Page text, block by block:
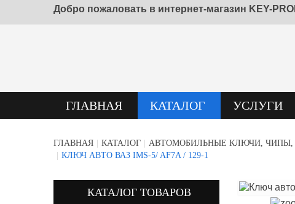
Добро пожаловать в интернет-магазин KEY-
ГЛАВНАЯ КАТАЛОГ УСЛУГИ
ГЛАВНАЯ КАТАЛОГ АВТОМОБИЛЬНЫЕ КЛЮЧИ, ЧИПЫ,
КЛЮЧ АВТО ВАЗ IMS-5/ AF7A / 129-1
КАТАЛОГ ТОВАРОВ